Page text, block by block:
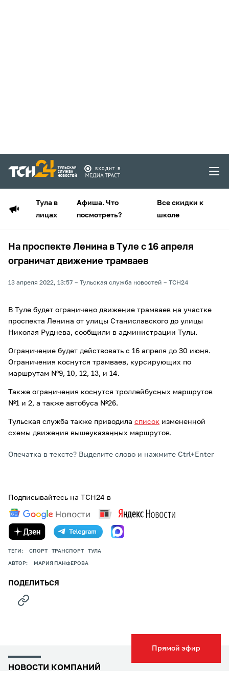
Тула в
лицах
Афиша. Что
посмотреть?
Все скидки к
школе
Прямой эфир
На проспекте Ленина в Туле с 16 апреля
ограничат движение трамваев
13 апреля 2022, 13:57 Тульская служба новостей ТСН24
В Туле будет ограничено движение трамваев на участке
проспекта Ленина от улицы Станиславского до улицы
Николая Руднева, сообщили в администрации Тулы.
Ограничение будет действовать с 16 апреля до 30 июня.
Ограничения коснутся трамваев, курсирующих по
маршрутам №9, 10, 12, 13, и 14.
Также ограничения коснутся троллейбусных маршрутов
№1 и 2, а также автобуса №26.
Тульская служба также приводила список измененной
схемы движения вышеуказанных маршрутов.
Опечатка в тексте? Выделите слово и нажмите Ctrl+Enter
Подписывайтесь на ТСН24 в
ТЕГИ: СПОРТ ТРАНСПОРТ ТУЛА
АВТОР: МАРИЯ ПАНФЕРОВА
ПОДЕЛИТЬСЯ
НОВОСТИ КОМПАНИЙ